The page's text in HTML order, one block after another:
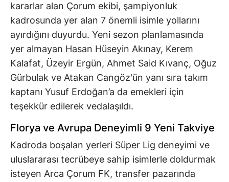
kararlar alan Çorum ekibi, şampiyonluk
kadrosunda yer alan 7 önemli isimle yollarını
ayırdığını duyurdu. Yeni sezon planlamasında
yer almayan Hasan Hüseyin Akınay, Kerem
Kalafat, Üzeyir Ergün, Ahmet Said Kıvanç, Oğuz
Gürbulak ve Atakan Cangöz'ün yanı sıra takım
kaptanı Yusuf Erdoğan’a da emekleri için
teşekkür edilerek vedalaşıldı.
Florya ve Avrupa Deneyimli 9 Yeni Takviye
Kadroda boşalan yerleri Süper Lig deneyimi ve
uluslararası tecrübeye sahip isimlerle doldurmak
isteyen Arca Çorum FK, transfer pazarında